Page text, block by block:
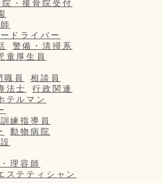
院・接骨院受付
ドライバー
警備・清掃系
童厚生員
職員
相談員
法士
行政関連
テルマン
練指導員
動物病院
理容師
ステティシャン